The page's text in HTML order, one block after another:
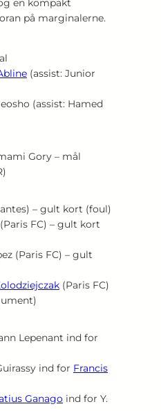
en kompakt
på marginalerne.
(assist: Junior
(assist: Hamed
Gory – mål
– gult kort (foul)
FC) – gult kort
(Paris FC) – gult
(Paris FC)
Lepenant ind for
ind for Francis
Ganago ind for Y.